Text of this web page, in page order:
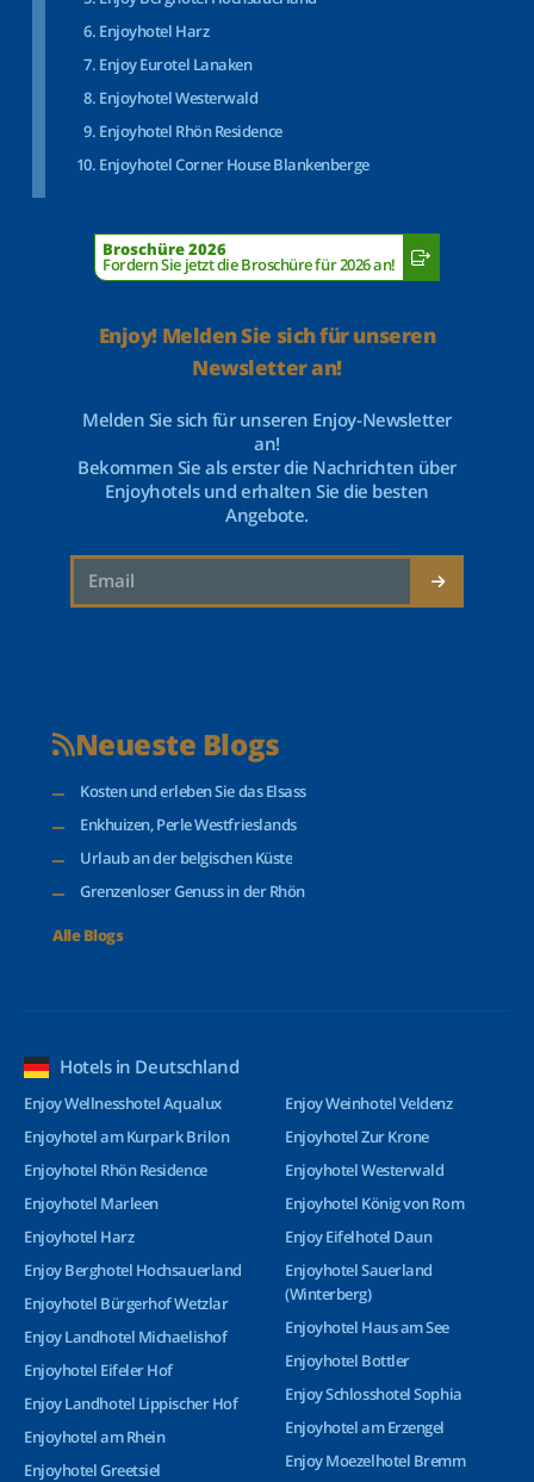
Enjoyhotel Harz
Enjoy Eurotel Lanaken
Enjoyhotel Westerwald
Enjoyhotel Rhön Residence
Enjoyhotel Corner House Blankenberge
Broschüre 2026
Fordern Sie jetzt die Broschüre für 2026 an!
Enjoy! Melden Sie sich für unseren
Newsletter an!
Melden Sie sich für unseren Enjoy-Newsletter
an!
Bekommen Sie als erster die Nachrichten über
Enjoyhotels und erhalten Sie die besten
Angebote.
Neueste Blogs
Kosten und erleben Sie das Elsass
Enkhuizen, Perle Westfrieslands
Urlaub an der belgischen Küste
Grenzenloser Genuss in der Rhön
Alle Blogs
Hotels in Deutschland
Enjoy Wellnesshotel Aqualux
Enjoyhotel am Kurpark Brilon
Enjoyhotel Rhön Residence
Enjoyhotel Marleen
Enjoyhotel Harz
Enjoy Berghotel Hochsauerland
Enjoyhotel Bürgerhof Wetzlar
Enjoy Landhotel Michaelishof
Enjoyhotel Eifeler Hof
Enjoy Landhotel Lippischer Hof
Enjoyhotel am Rhein
Enjoyhotel Greetsiel
Enjoy Weinhotel Veldenz
Enjoyhotel Zur Krone
Enjoyhotel Westerwald
Enjoyhotel König von Rom
Enjoy Eifelhotel Daun
Enjoyhotel Sauerland
(Winterberg)
Enjoyhotel Haus am See
Enjoyhotel Bottler
Enjoy Schlosshotel Sophia
Enjoyhotel am Erzengel
Enjoy Moezelhotel Bremm